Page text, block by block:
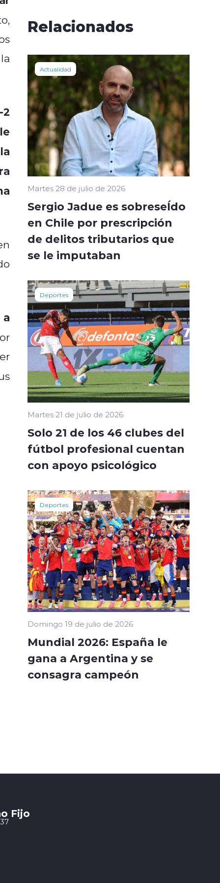
2
Relacionados
Actualidad
Martes 28 de julio de 2026
Sergio Jadue es sobreseÍdo
en Chile por prescripción
de delitos tributarios que
se le imputaban
Deportes
Martes 21 de julio de 2026
Solo 21 de los 46 clubes del
fútbol profesional cuentan
con apoyo psicológico
Deportes
Domingo 19 de julio de 2026
Mundial 2026: España le
gana a Argentina y se
consagra campeón
Fijo